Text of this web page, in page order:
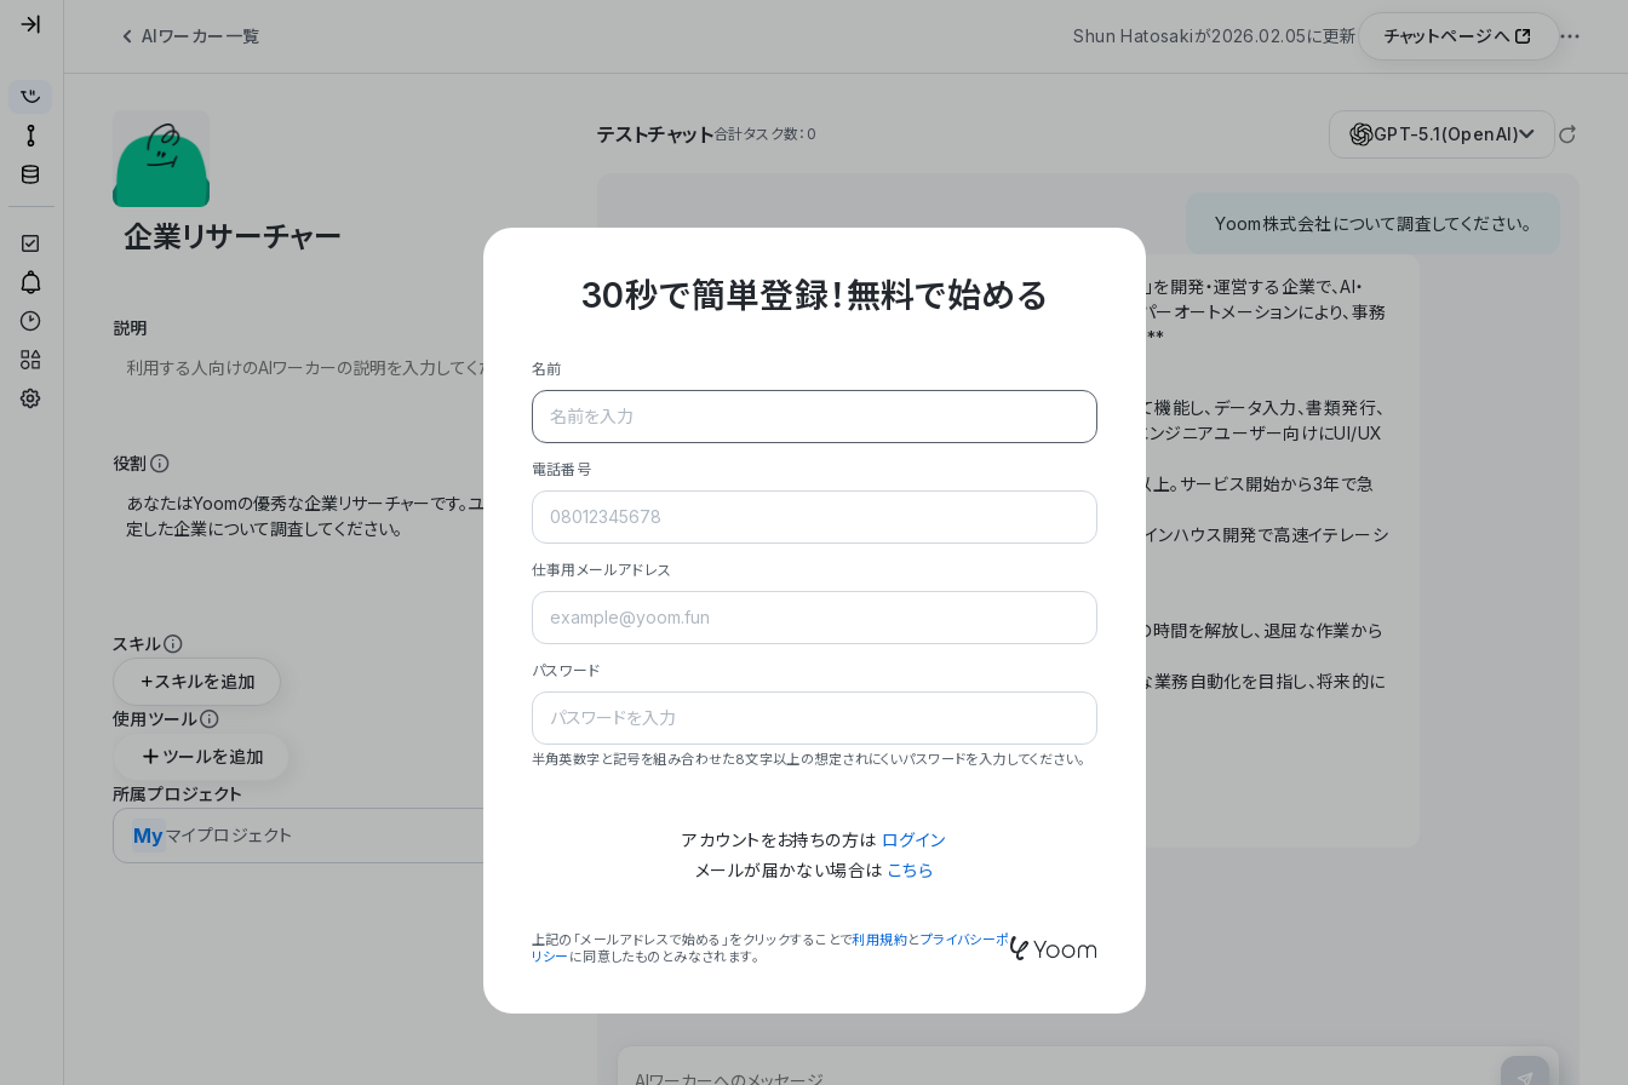
AIワーカー一覧 Shun Hatosakiが2026.02.05に更新 チャットページへ
説明
役割
スキル
スキルを追加
使用ツール
ツールを追加
所属プロジェクト
Myマイプロジェクト
テストチャット合計タスク数：0 GPT-5.1(OpenAI)
Yoom株式会社について調査してください。
**Yoom株式会社は、ビジネスオートメーションSaaS「Yoom」を開発・運営する企業で、AI・
API・RPA・OCRなどの技術をノーコードで組み合わせたハイパーオートメーションにより、事務
作業やデスクワークを自動化するサービスを提供しています。**
- **主力プロダクト「Yoom」**: SaaS連携データベースとして機能し、データ入力、書類発行、
メール対応、請求書処理、日報作成などの業務を自動化。非エンジニアユーザー向けにUI/UX
- **実績**: 国内利用社数20,000社超、直近成長率300%以上。サービス開始から3年で急
- **強み**: すべての自動化技術を1プラットフォームで完結。インハウス開発で高速イテレーシ
- **ミッション**: 「We Make Time」 – テクノロジーで人々の時間を解放し、退屈な作業から
- **ビジョン**: 「Global Business Automation」 – 世界的な業務自動化を目指し、将来的に
### 会社概要
30秒で簡単登録！無料で始める
名前
電話番号
仕事用メールアドレス
パスワード
半角英数字と記号を組み合わせた8文字以上の想定されにくいパスワードを入力してください。
アカウントをお持ちの方は ログイン
メールが届かない場合は こちら
上記の「メールアドレスで始める」をクリックすることで利用規約とプライバシーポ
リシー に同意したものとみなされます。